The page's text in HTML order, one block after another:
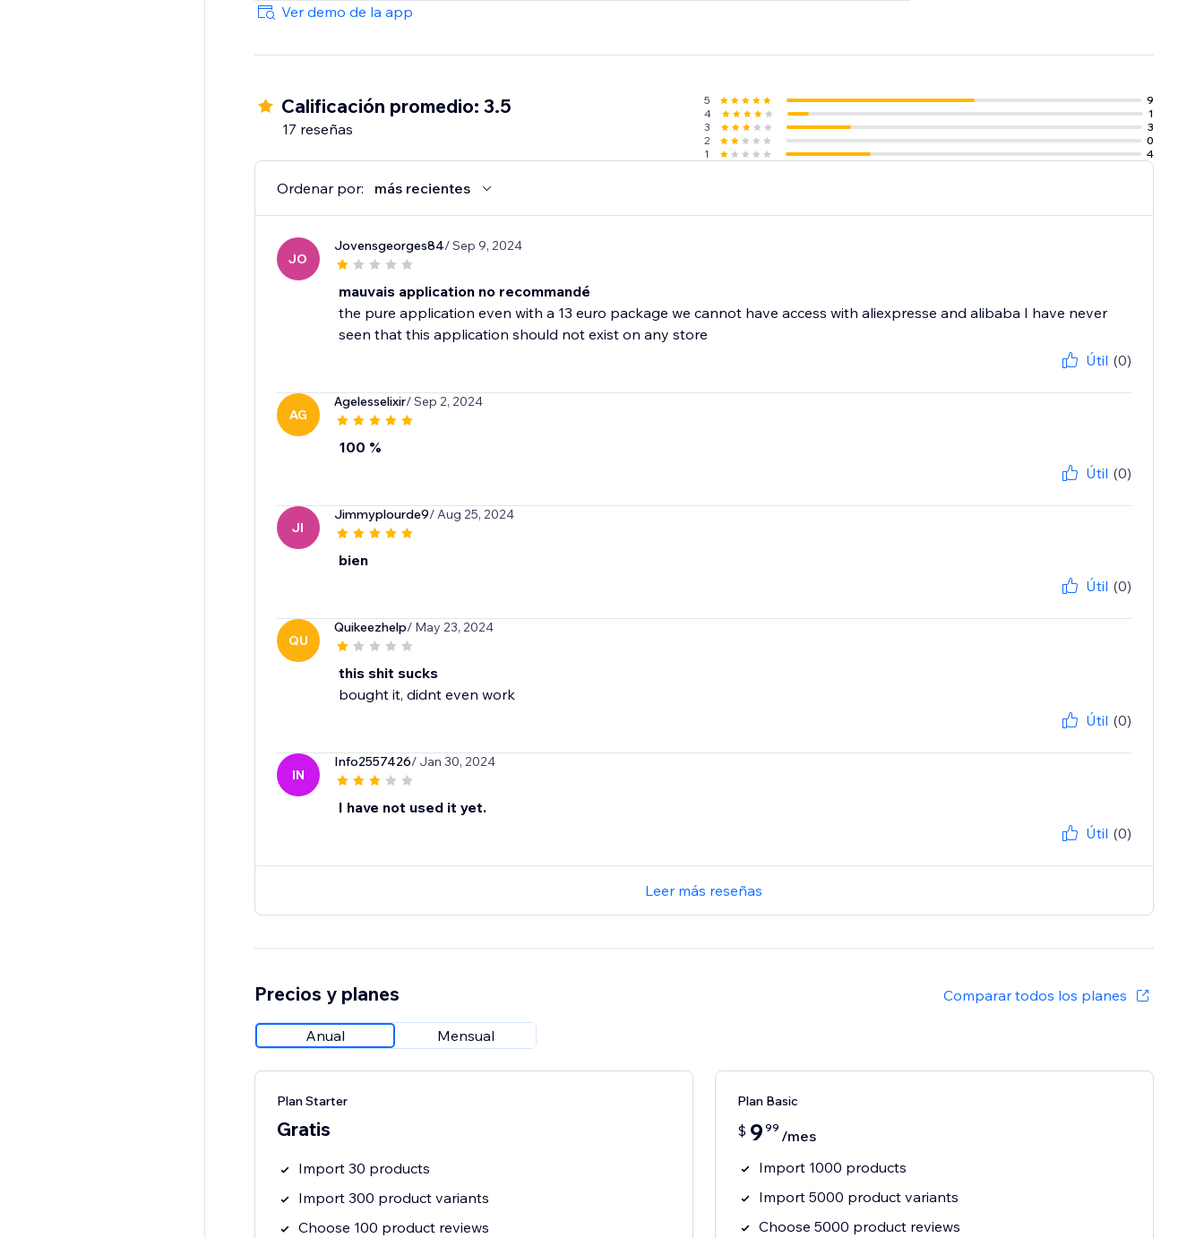
Ver demo de la app
Calificación promedio: 3.5
17 reseñas
5
9
4
1
3
3
2
0
1
4
Ordenar por: más recientes
JO
Jovensgeorges84/ Sep 9, 2024
mauvais application no recommandé
the pure application even with a 13 euro package we cannot have access with aliexpresse and alibaba I have never
seen that this application should not exist on any store
Útil (0)
AG
Agelesselixir/ Sep 2, 2024
100 %
Útil (0)
JI
Jimmyplourde9/ Aug 25, 2024
bien
Útil (0)
QU
Quikeezhelp/ May 23, 2024
this shit sucks
bought it, didnt even work
Útil (0)
IN
Info2557426/ Jan 30, 2024
I have not used it yet.
Útil (0)
Leer más reseñas
Precios y planes Comparar todos los planes
Anual Mensual
Plan Starter
Gratis
Import 30 products
Import 300 product variants
Choose 100 product reviews
Plan Basic
$ 9 99 /mes
Import 1000 products
Import 5000 product variants
Choose 5000 product reviews